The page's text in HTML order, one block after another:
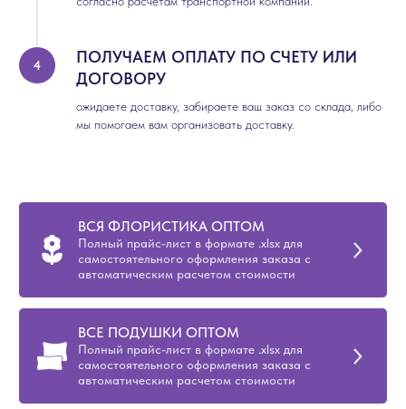
ПОЛУЧАЕМ ОПЛАТУ ПО СЧЕТУ ИЛИ
ДОГОВОРУ
ожидаете доставку, забираете ваш заказ со склада, либо
мы помогаем вам организовать доставку.
ВСЯ ФЛОРИСТИКА ОПТОМ
Полный прайс-лист в формате .xlsx для
самостоятельного оформления заказа с
автоматическим расчетом стоимости
ВСЕ ПОДУШКИ ОПТОМ
Полный прайс-лист в формате .xlsx для
самостоятельного оформления заказа с
автоматическим расчетом стоимости